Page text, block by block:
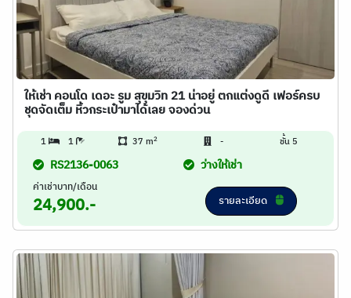
ให้เช่า คอนโด เดอะ รูม สุขุมวิท 21 น่าอยู่ ตกแต่งดูดี เฟอร์ครบ
ชุดจัดเต็ม หิ้วกระเป๋ามาได้เลย จองด่วน
1 1 37 m2 - ชั้น 5
RS2136-0063 ว่างให้เช่า
ค่าเช่าบาท/เดือน
24,900.- รายละเอียด